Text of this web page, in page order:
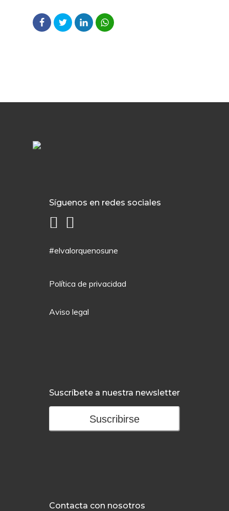
Síguenos en redes sociales
#elvalorquenosune
Política de privacidad
Aviso legal
Suscríbete a nuestra newsletter
Suscribirse
Contacta con nosotros